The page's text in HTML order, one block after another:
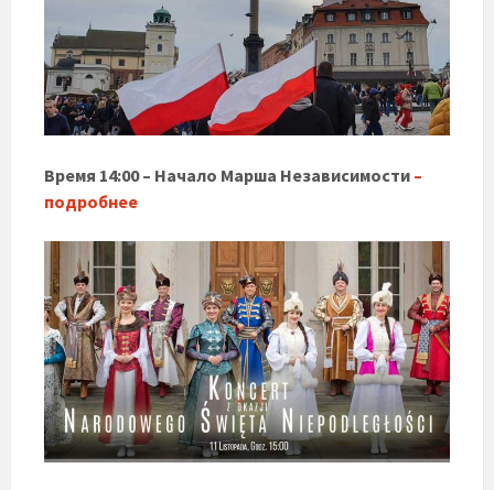
Время 14:00 – Начало Марша Независимости –
подробнее